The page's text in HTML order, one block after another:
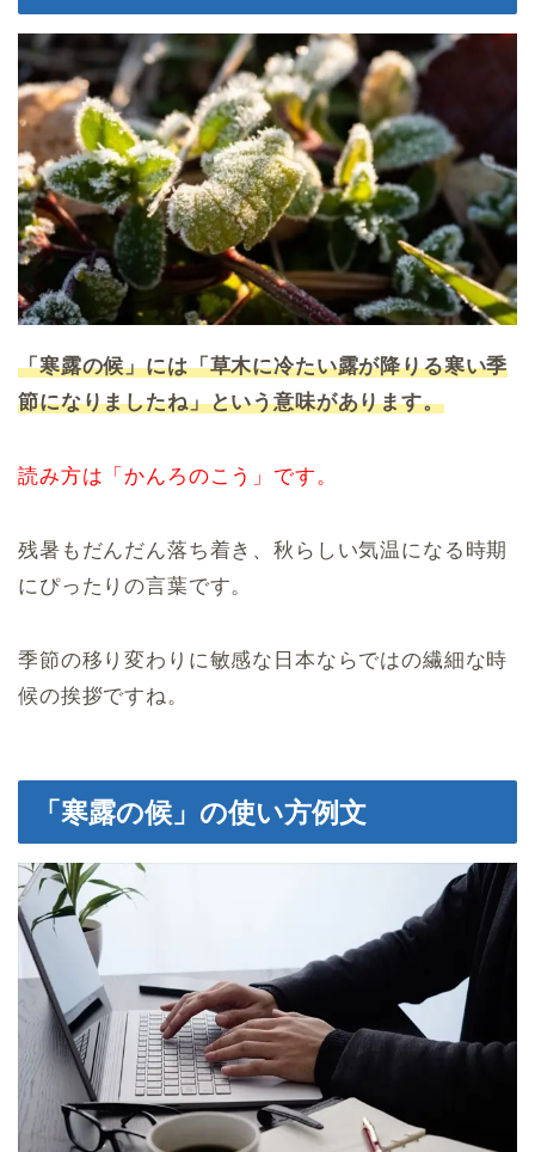
「寒露の候」には「草木に冷たい露が降りる寒い季
節になりましたね」という意味があります。
読み方は「かんろのこう」です。
残暑もだんだん落ち着き、秋らしい気温になる時期
にぴったりの言葉です。
季節の移り変わりに敏感な日本ならではの繊細な時
候の挨拶ですね。
「寒露の候」の使い方例文